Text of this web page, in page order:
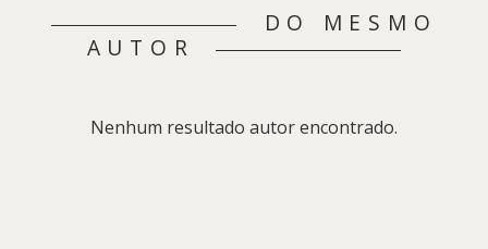
DO MESMO
AUTOR
Nenhum resultado autor encontrado.